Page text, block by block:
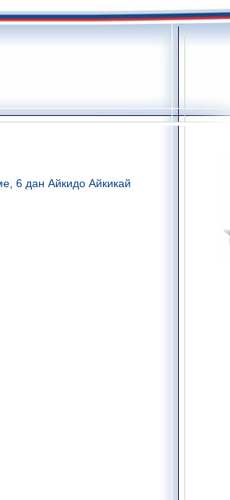
6 дан Айкидо Айкикай